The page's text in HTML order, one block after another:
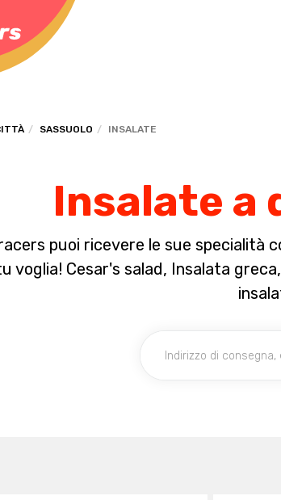
SASSUOLO INSALATE
Insalate a
puoi ricevere le sue specialità
voglia! Cesar's salad, Insalata